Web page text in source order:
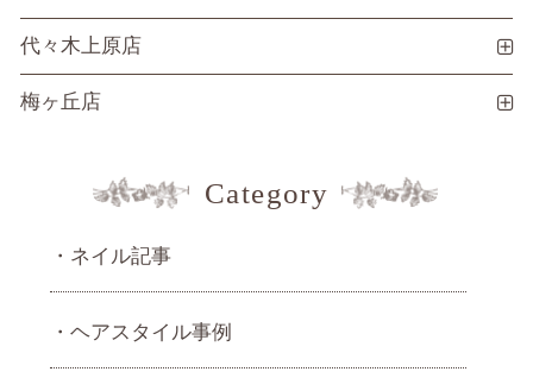
代々木上原店
梅ヶ丘店
Category
ネイル記事
ヘアスタイル事例